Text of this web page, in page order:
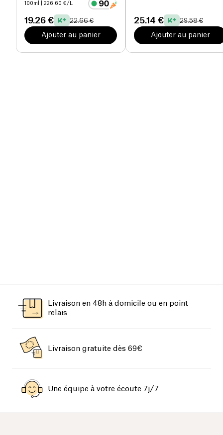
100ml | 226.60 €/L
19.26 € 22.66 €
Ajouter au panier
25.14 € 29.58 €
Ajouter au panier
Livraison en 48h à domicile ou en point
relais
Livraison gratuite dès 69€
Une équipe à votre écoute 7j/7